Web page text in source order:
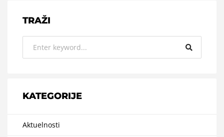
TRAŽI
KATEGORIJE
Aktuelnosti